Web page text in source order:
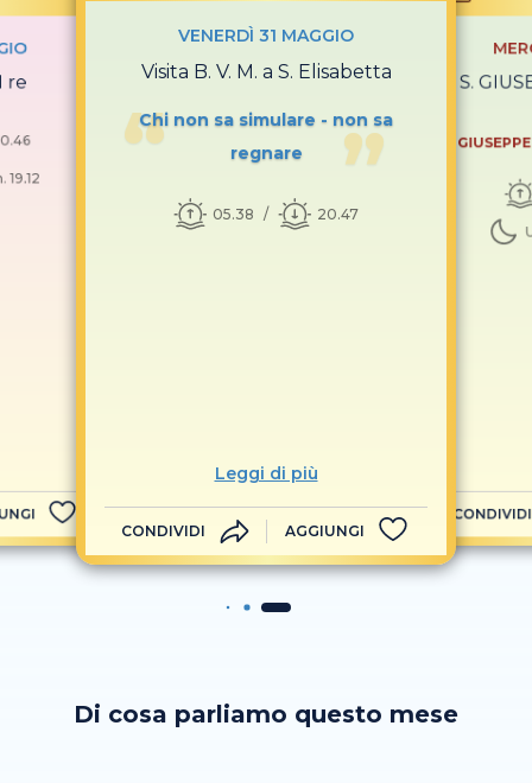
re
VENERDÌ 31 MAGGIO
Visita B. V. M. a S. Elisabetta
Chi non sa simulare - non sa
regnare
05.38 20.47
Leggi di più
CONDIVIDI AGGIUNGI
S.
S.
CONDIVIDI
Di cosa parliamo questo mese